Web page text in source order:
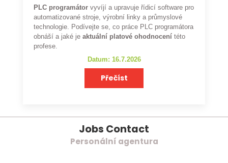
PLC programátor vyvíjí a upravuje řídicí software pro
automatizované stroje, výrobní linky a průmyslové
technologie. Podívejte se, co práce PLC programátora
obnáší a jaké je aktuální platové ohodnocení této
profese.
Datum: 16.7.2026
Přečíst
Jobs Contact
Personální agentura